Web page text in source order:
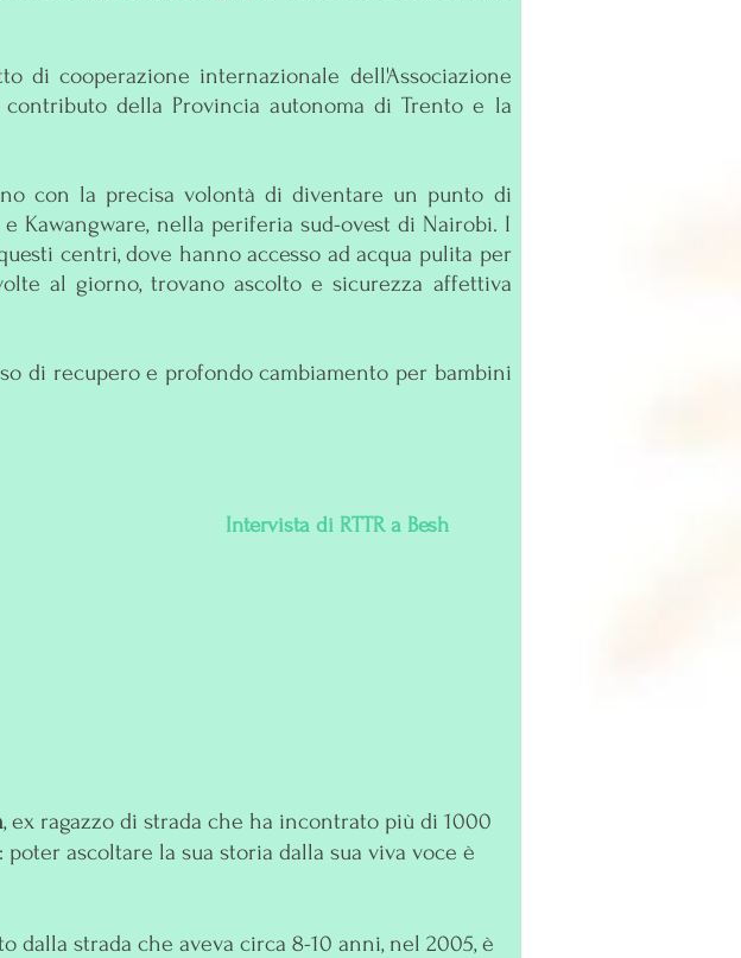
di cooperazione internazionale dell'Associazione
della Provincia autonoma di Trento e la
con la precisa volontà di diventare un punto di
Kawangware, nella periferia sud-ovest di Nairobi. I
centri, dove hanno accesso ad acqua pulita per
al giorno, trovano ascolto e sicurezza affettiva
di recupero e profondo cambiamento per bambini
Intervista di RTTR a Besh
, ex ragazzo di strada che ha incontrato più di 1000
ascoltare la sua storia dalla sua viva voce è
dalla strada che aveva circa 8-10 anni, nel 2005, è